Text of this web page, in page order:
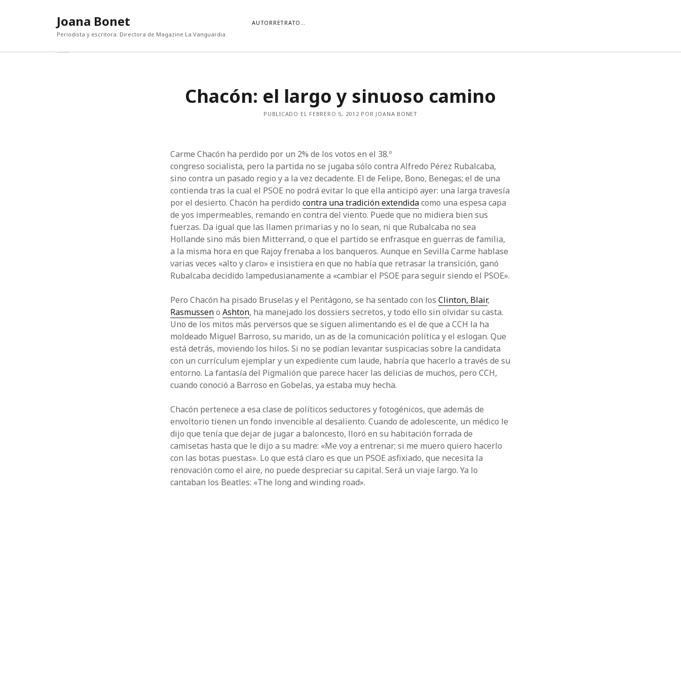
Joana Bonet
Periodista y escritora. Directora de Magazine La Vanguardia
AUTORRETRATO…
Categorías
Buscar
Chacón: el largo y sinuoso camino
PUBLICADO EL FEBRERO 5, 2012 POR JOANA BONET
Carme Chacón ha perdido por un 2% de los votos en el 38.º
congreso socialista, pero la partida no se jugaba sólo contra Alfredo Pérez Rubalcaba,
sino contra un pasado regio y a la vez decadente. El de Felipe, Bono, Benegas; el de una
contienda tras la cual el PSOE no podrá evitar lo que ella anticipó ayer: una larga travesía
por el desierto. Chacón ha perdidocontra una tradición extendidacomo una espesa capa
de yos impermeables, remando en contra del viento. Puede que no midiera bien sus
fuerzas. Da igual que las llamen primarias y no lo sean, ni que Rubalcaba no sea
Hollande sino más bien Mitterrand, o que el partido se enfrasque en guerras de familia,
a la misma hora en que Rajoy frenaba a los banqueros. Aunque en Sevilla Carme hablase
varias veces «alto y claro» e insistiera en que no había que retrasar la transición, ganó
Rubalcaba decidido lampedusianamente a «cambiar el PSOE para seguir siendo el PSOE».
Pero Chacón ha pisado Bruselas y el Pentágono, se ha sentado con losClinton, Blair,
RasmussenoAshton, ha manejado los dossiers secretos, y todo ello sin olvidar su casta.
Uno de los mitos más perversos que se siguen alimentando es el de que a CCH la ha
moldeado Miguel Barroso, su marido, un as de la comunicación política y el eslogan. Que
está detrás, moviendo los hilos. Si no se podían levantar suspicacias sobre la candidata
con un currículum ejemplar y un expediente cum laude, habría que hacerlo a través de su
entorno. La fantasía del Pigmalión que parece hacer las delicias de muchos, pero CCH,
cuando conoció a Barroso en Gobelas, ya estaba muy hecha.
Chacón pertenece a esa clase de políticos seductores y fotogénicos, que además de
envoltorio tienen un fondo invencible al desaliento. Cuando de adolescente, un médico le
dijo que tenía que dejar de jugar a baloncesto, lloró en su habitación forrada de
camisetas hasta que le dijo a su madre: «Me voy a entrenar; si me muero quiero hacerlo
con las botas puestas». Lo que está claro es que un PSOE asfixiado, que necesita la
renovación como el aire, no puede despreciar su capital. Será un viaje largo. Ya lo
cantaban los Beatles: «The long and winding road».